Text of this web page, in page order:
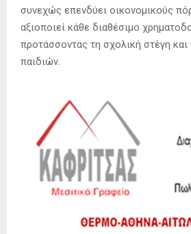
συνεχώς επενδύει οικονομικούς
αξιοποιεί κάθε διαθέσιμο
προτάσσοντας τη σχολική στέγη
παιδιών.